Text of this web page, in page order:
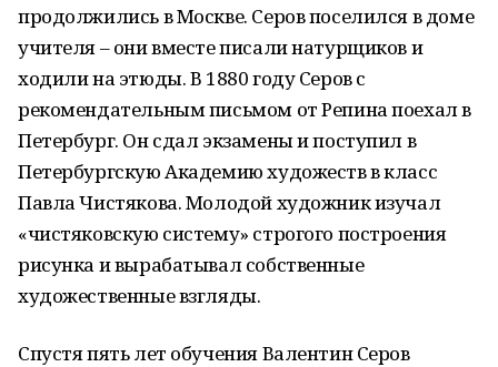
продолжились в Москве. Серов поселился в доме
учителя – они вместе писали натурщиков и
ходили на этюды. В 1880 году Серов с
рекомендательным письмом от Репина поехал в
Петербург. Он сдал экзамены и поступил в
Петербургскую Академию художеств в класс
Павла Чистякова. Молодой художник изучал
«чистяковскую систему» строгого построения
рисунка и вырабатывал собственные
художественные взгляды.
Спустя пять лет обучения Валентин Серов